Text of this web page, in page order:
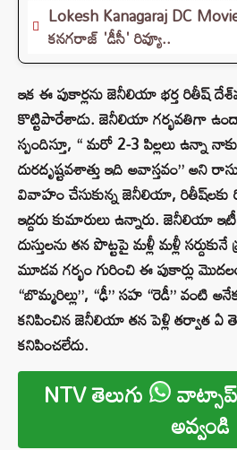
Lokesh Kanagaraj DC
కనగరాజ్ 'డీసీ' రివ్యూ..
ఇక ఈ పుకార్లను జెనీలియా భర్త రితీష్
కొట్టిపారేశాడు. జెనీలియా గర్భవతిగా
స్పందిస్తూ, “ మరో 2-3 పిల్లలు ఉన్నా
దురదృష్టవశాత్తు ఇది అవాస్తవం” అని
వివాహం చేసుకున్న జెనీలియా,
ఇద్దరు కుమారులు ఉన్నారు. జెనీలియా
దుస్తులను తన పొట్టపై మళ్లీ మళ్లీ
మూడవ గర్భం గురించి ఈ పుకార్లు
“బొమ్మరిల్లు”, “ఢీ” సహ “రెడీ” వంటి
కనిపించిన జెనీలియా తన పెళ్లి తర్వాత ఏ
కనిపించలేదు.
NTV తెలుగు
అవ్వండి